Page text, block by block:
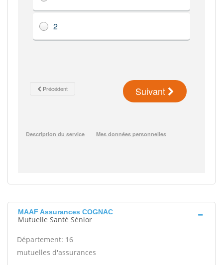
MAAF Assurances COGNAC
Mutuelle Santé Sénior
Département: 16
mutuelles d'assurances